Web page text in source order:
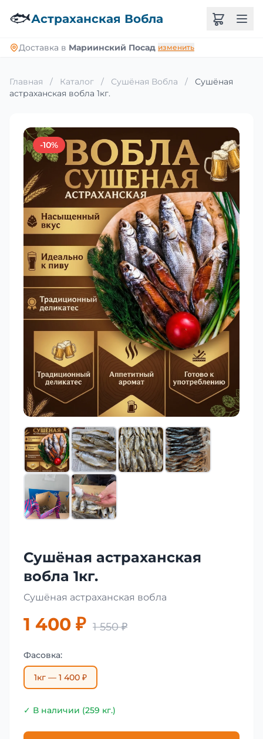
🐟Астраханская Вобла
Доставка в Мариинский Посад изменить
Главная / Каталог / Сушёная Вобла /
Сушёная
астраханская вобла 1кг.
-10%
Сушёная астраханская
вобла 1кг.
Сушёная астраханская вобла
1 400 ₽ 1 550 ₽
Фасовка:
1кг — 1 400 ₽
✓ В наличии (259 кг.)